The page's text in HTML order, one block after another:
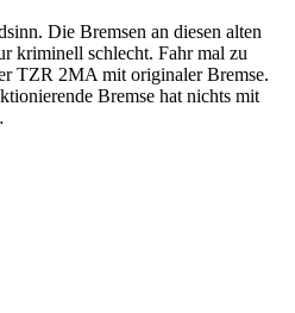
Die Bremsen an diesen alten
kriminell schlecht. Fahr mal zu
TZR 2MA mit originaler Bremse.
Bremse hat nichts mit